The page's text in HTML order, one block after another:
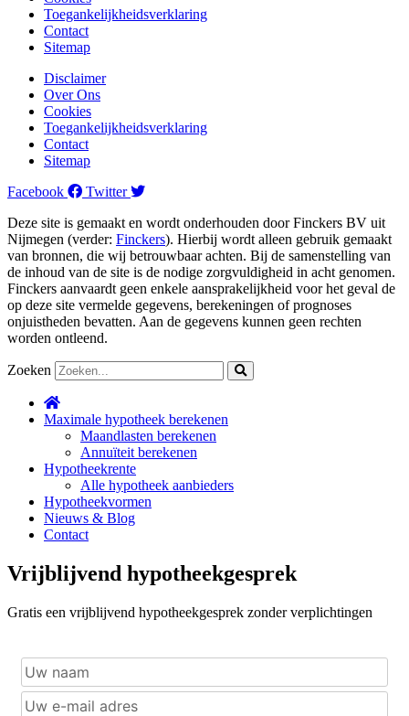
Toegankelijkheidsverklaring
Contact
Sitemap
Disclaimer
Over Ons
Cookies
Toegankelijkheidsverklaring
Contact
Sitemap
Facebook
Twitter
Deze site is gemaakt en wordt onderhouden door Finckers BV uit
Nijmegen (verder: Finckers). Hierbij wordt alleen gebruik gemaakt
van bronnen, die wij betrouwbaar achten. Bij de samenstelling van
de inhoud van de site is de nodige zorgvuldigheid in acht genomen.
Finckers aanvaardt geen enkele aansprakelijkheid voor het geval de
op deze site vermelde gegevens, berekeningen of prognoses
onjuistheden bevatten. Aan de gegevens kunnen geen rechten
worden ontleend.
Zoeken
Maximale hypotheek berekenen
Maandlasten berekenen
Annuïteit berekenen
Hypotheekrente
Alle hypotheek aanbieders
Hypotheekvormen
Nieuws & Blog
Contact
Vrijblijvend hypotheekgesprek
Gratis een vrijblijvend hypotheekgesprek zonder verplichtingen